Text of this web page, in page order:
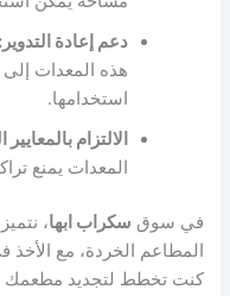
دعم إعادة التدوير:
هذه المعدات إلى
استخدامها.
الالتزام بالمعايير
المعدات يمنع
في سوق سكراب ابها،
المطاعم الخردة، مع الأخذ
كنت تخطط لتجديد مطعمك